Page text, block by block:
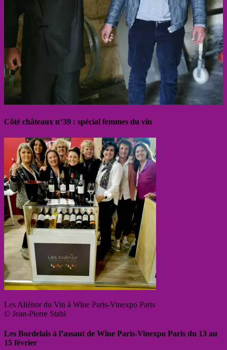
Côté châteaux n°39 : spécial femmes du vin
Les Aliénor du Vin à Wine Paris-Vinexpo Paris
© Jean-Pierre Stahl
Les Bordelais à l’assaut de Wine Paris-Vinexpo Paris du 13 au
15 février